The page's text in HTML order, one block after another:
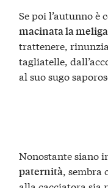
Se poi l’autunno è
macinata la
trattenere,
tagliatelle,
al suo sugo
Nonostante siano
paternità, sembra